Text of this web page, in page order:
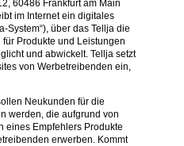
60486 Frankfurt am Main
im Internet ein digitales
System“), über das Tellja die
Produkte und Leistungen
und abwickelt. Tellja setzt
von Werbetreibenden ein,
Neukunden für die
werden, die aufgrund von
eines Empfehlers Produkte
erwerben. Kommt